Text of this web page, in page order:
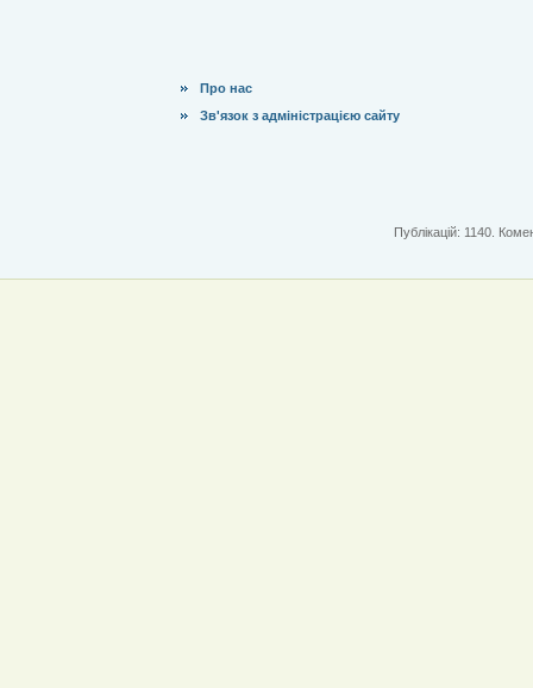
Про нас
Зв'язок з адміністрацією сайту
Публікацій: 1140.